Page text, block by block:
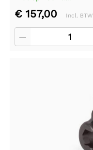
€ 157,00 Incl. BTW